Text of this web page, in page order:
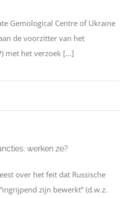
Gemological Centre of Ukraine
de voorzitter van het
met het verzoek [...]
werken ze?
over het feit dat Russische
zijn bewerkt” (d.w.z.